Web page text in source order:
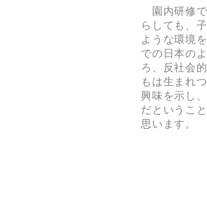
園内研修で
らしても、
ような環境
での日本の
ろ、反社会
もは生まれ
興味を示し
だというこ
思います。